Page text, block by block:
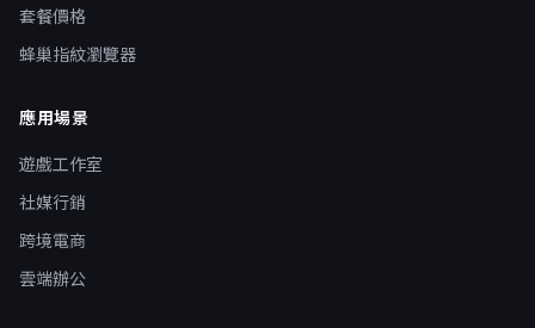
套餐價格
蜂巢指紋瀏覽器
應用場景
遊戲工作室
社媒行銷
跨境電商
雲端辦公